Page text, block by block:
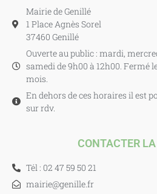
Mairie de Genillé
1 Place Agnès Sorel
37460 Genillé
Ouverte au public : mardi,
samedi de 9h00 à 12h00. Fermé
mois.
En dehors de ces horaires il est
sur rdv.
CONTACTER
Tél : 02 47 59 50 21
mairie@genille.fr